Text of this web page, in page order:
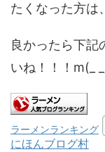
たくなった方は
良かったら下記
いね！！！m(_
ラーメンランキング
にほんブログ村